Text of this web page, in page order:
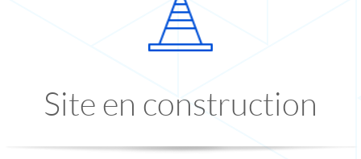
Site en construction